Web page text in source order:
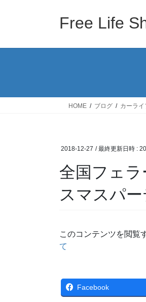
Free Life
HOME ブログ カーライ
2018-12-27 / 最終更新日時 :
全国フェ
スマスパー
このコンテンツを閲覧
て
Facebook